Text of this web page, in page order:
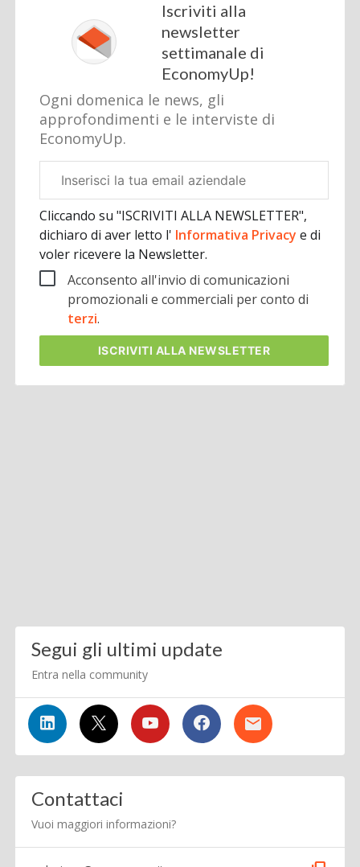
Iscriviti alla
newsletter
settimanale di
EconomyUp!
Ogni domenica le news, gli
approfondimenti e le interviste di
EconomyUp.
aziendale
Cliccando su "ISCRIVITI ALLA NEWSLETTER",
dichiaro di aver letto l' Informativa Privacye di
voler ricevere la Newsletter.
Acconsento all'invio di comunicazioni
promozionali e commerciali per conto di
terzi.
ISCRIVITI ALLA NEWSLETTER
Segui gli ultimi update
Entra nella community
Contattaci
Vuoi maggiori informazioni?